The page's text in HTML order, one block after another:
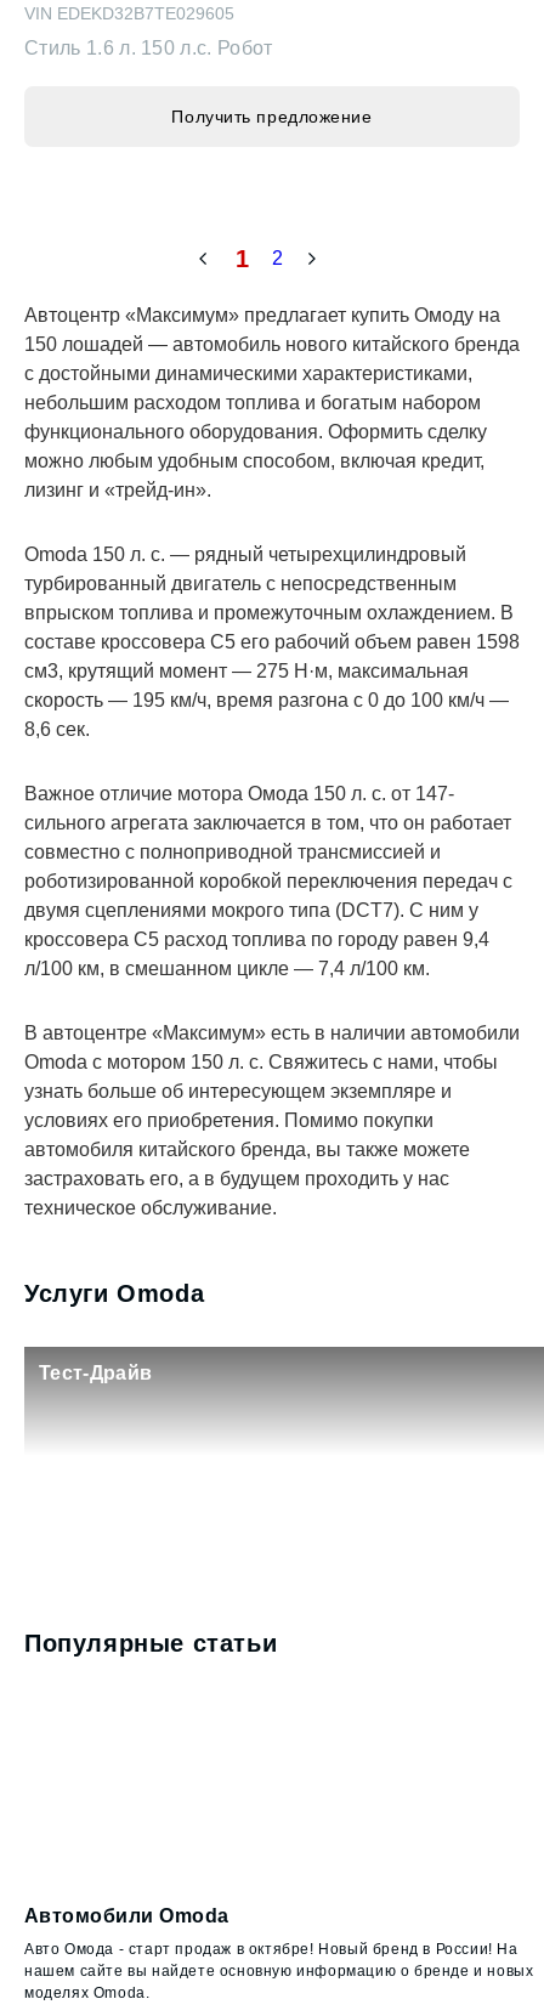
Стиль1.6 л. 150 л.с. Робот
на 150 лошадей — автомобиль нового китайского
бренда с достойными динамическими
характеристиками, небольшим расходом топлива
и богатым набором функционального
оборудования. Оформить сделку можно любым
удобным способом, включая кредит, лизинг и
«трейд-ин».
Omoda 150 л. с. — рядный четырехцилиндровый
турбированный двигатель с непосредственным
впрыском топлива и промежуточным
охлаждением. В составе кроссовера C5 его
рабочий объем равен 1598 см3, крутящий момент
— 275 Н·м, максимальная скорость — 195 км/ч,
время разгона с 0 до 100 км/ч — 8,6 сек.
Важное отличие мотора Омода 150 л. с. от 147-
сильного агрегата заключается в том, что он
работает совместно с полноприводной
трансмиссией и роботизированной коробкой
переключения передач с двумя сцеплениями
мокрого типа (DCT7). С ним у кроссовера C5 расход
топлива по городу равен 9,4 л/100 км, в
В автоцентре «Максимум» есть в наличии
автомобили Omoda с мотором 150 л. с. Свяжитесь
с нами, чтобы узнать больше об интересующем
экземпляре и условиях его приобретения. Помимо
покупки автомобиля китайского бренда, вы также
можете застраховать его, а в будущем проходить у
Услуги Omoda
Популярные статьи
Автомобили Omoda
Авто Омода - старт продаж в октябре! Новый бренд в
России! На нашем сайте вы найдете основную
Euro